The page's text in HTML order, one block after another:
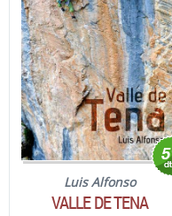
Luis Alfonso
VALLE DE TENA